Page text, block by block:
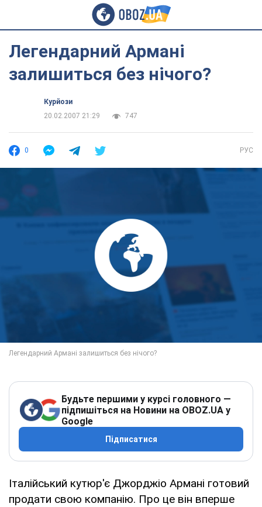
Легендарний Армані
залишиться без нічого?
Курйози
20.02.2007 21:29
747
0 РУС
Будьте першими у курсі головного —
підпишіться на Новини на OBOZ.UA у
Google
Підписатися
Італійський кутюр'є Джорджіо Армані готовий
продати свою компанію. Про це він вперше